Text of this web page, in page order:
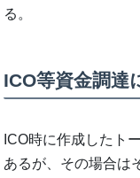
る。
ICO等資金調達
ICO時に作成したト
あるが、その場合は